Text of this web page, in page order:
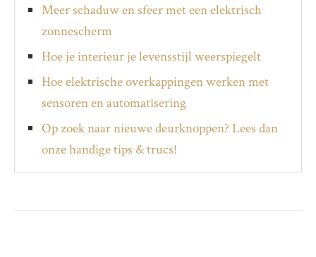
Meer schaduw en sfeer met een elektrisch
zonnescherm
Hoe je interieur je levensstijl weerspiegelt
Hoe elektrische overkappingen werken met
sensoren en automatisering
Op zoek naar nieuwe deurknoppen? Lees dan
onze handige tips & trucs!